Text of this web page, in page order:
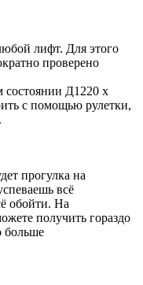
лифт. Для этого
проверено
состоянии Д1220 х
с помощью рулетки,
прогулка на
всё
обойти. На
получить гораздо
больше